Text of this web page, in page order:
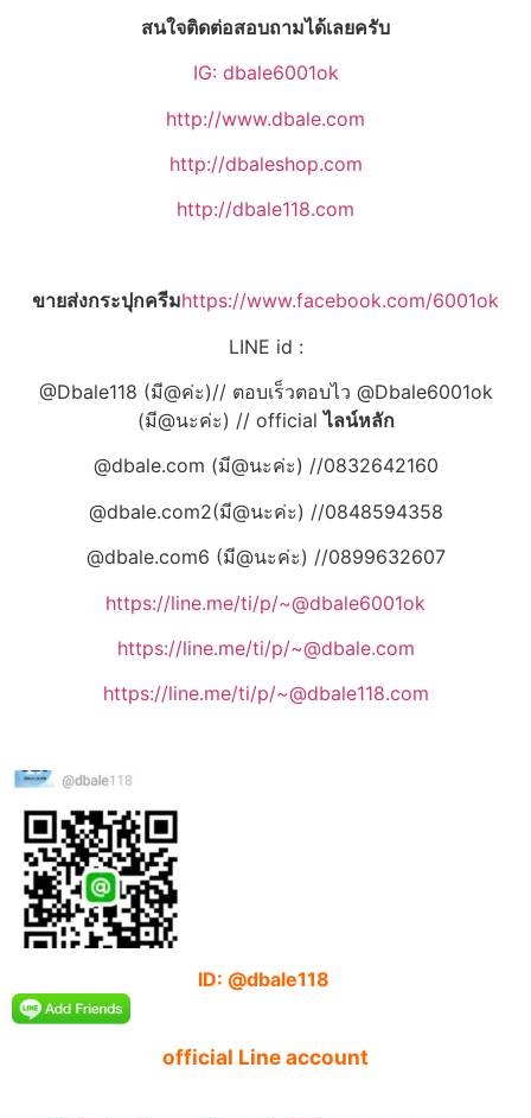
สนใจติดต่อสอบถามได้เลยครับ
IG: dbale6001ok
http://www.dbale.com
http://dbaleshop.com
http://dbale118.com
ขายส่งกระปุกครีมhttps://www.facebook.com/6001ok
LINE id :
@Dbale118 (มี@ค่ะ)// ตอบเร็วตอบไว @Dbale6001ok
(มี@นะค่ะ) // officialไลน์หลัก
@dbale.com (มี@นะค่ะ) //0832642160
@dbale.com2(มี@นะค่ะ) //0848594358
@dbale.com6 (มี@นะค่ะ) //0899632607
https://line.me/ti/p/~@dbale6001ok
https://line.me/ti/p/~@dbale.com
https://line.me/ti/p/~@dbale118.com
ID: @dbale118
official Line account